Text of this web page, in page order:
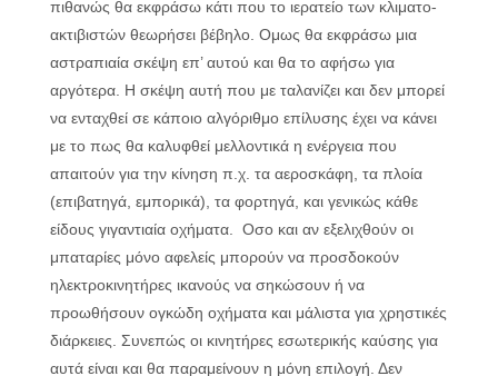
πιθανώς θα εκφράσω κάτι που το ιερατείο των κλιματο-
ακτιβιστών θεωρήσει βέβηλο. Ομως θα εκφράσω μια
αστραπιαία σκέψη επ’ αυτού και θα το αφήσω για
αργότερα. Η σκέψη αυτή που με ταλανίζει και δεν μπορεί
να ενταχθεί σε κάποιο αλγόριθμο επίλυσης έχει να κάνει
με το πως θα καλυφθεί μελλοντικά η ενέργεια που
απαιτούν για την κίνηση π.χ. τα αεροσκάφη, τα πλοία
(επιβατηγά, εμπορικά), τα φορτηγά, και γενικώς κάθε
είδους γιγαντιαία οχήματα. Οσο και αν εξελιχθούν οι
μπαταρίες μόνο αφελείς μπορούν να προσδοκούν
ηλεκτροκινητήρες ικανούς να σηκώσουν ή να
προωθήσουν ογκώδη οχήματα και μάλιστα για χρηστικές
διάρκειες. Συνεπώς οι κινητήρες εσωτερικής καύσης για
αυτά είναι και θα παραμείνουν η μόνη επιλογή. Δεν